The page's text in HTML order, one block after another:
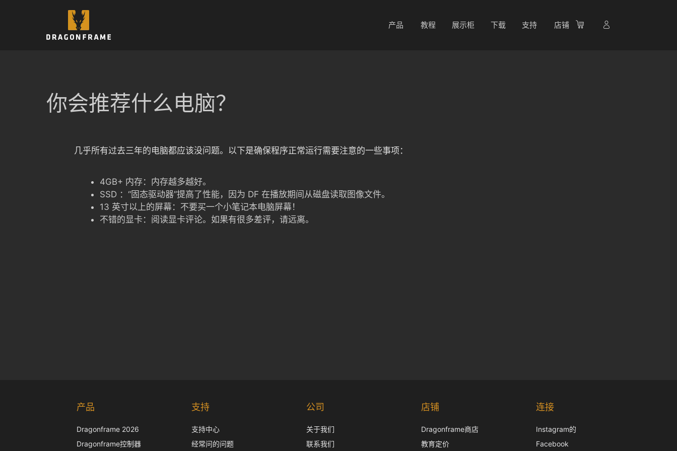
产品 教程 展示柜 下载 支持 店铺
你会推荐什么电脑？
几乎所有过去三年的电脑都应该没问题。以下是确保程序正常运行需要注意的一些事项：
4GB+ 内存：内存越多越好。
SSD ：“固态驱动器”提高了性能，因为 DF 在播放期间从磁盘读取图像文件。
13 英寸以上的屏幕：不要买一个小笔记本电脑屏幕！
不错的显卡：阅读显卡评论。如果有很多差评，请远离。
产品
Dragonframe 2026
Dragonframe控制器
支持
支持中心
经常问的问题
公司
关于我们
联系我们
店铺
Dragonframe商店
教育定价
连接
Instagram的
Facebook
French